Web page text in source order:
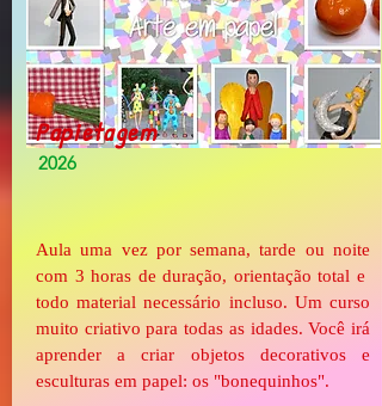
Papietagem
2026
Aula uma vez por semana, tarde ou noite
com 3 horas de duração, orientação total e
todo material necessário incluso. Um curso
muito criativo para todas as idades. Você irá
aprender a criar objetos decorativos e
esculturas em papel: os "bonequinhos".